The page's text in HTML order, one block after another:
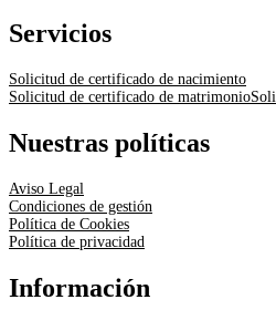
Servicios
Solicitud de certificado de nacimiento
Solicitud de certificado de matrimonio
Nuestras políticas
Aviso Legal
Condiciones de gestión
Política de Cookies
Política de privacidad
Información